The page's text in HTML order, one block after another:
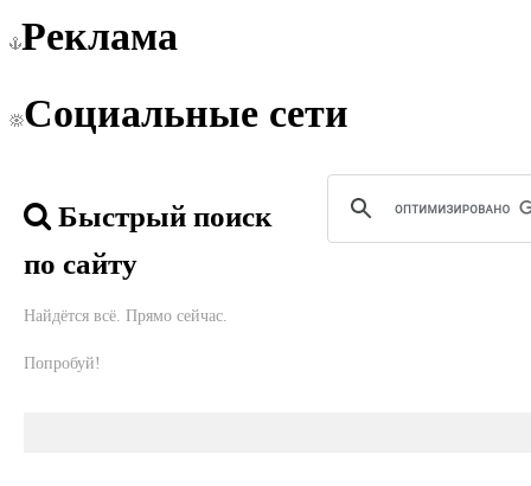
Реклама
Социальные сети
Быстрый поиск
по сайту
Найдётся всё. Прямо сейчас.
Попробуй!